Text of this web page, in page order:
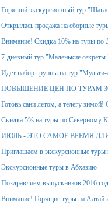
Горящий экскурсионный тур
Открылась продажа на сборные
Внимание! Скидка 10% на туры по
7-дневный тур "Маленькие
Идёт набор группы на тур
ПОВЫШЕНИЕ ЦЕН ПО ТУРАМ
Готовь сани летом, а
Скидка 5% на туры по Северному
ИЮЛЬ - ЭТО САМОЕ ВРЕМЯ
Приглашаем в экскурсионные
Экскурсионные туры в Абхазию
Поздравляем выпускников
Внимание! Горящие туры на Алтай